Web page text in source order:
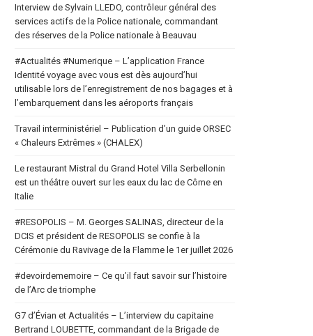
Interview de Sylvain LLEDO, contrôleur général des
services actifs de la Police nationale, commandant
des réserves de la Police nationale à Beauvau
#Actualités #Numerique – L’application France
Identité voyage avec vous est dès aujourd’hui
utilisable lors de l’enregistrement de nos bagages et à
l’embarquement dans les aéroports français
Travail interministériel – Publication d’un guide ORSEC
« Chaleurs Extrêmes » (CHALEX)
Le restaurant Mistral du Grand Hotel Villa Serbellonin
est un théâtre ouvert sur les eaux du lac de Côme en
Italie
#RESOPOLIS – M. Georges SALINAS, directeur de la
DCIS et président de RESOPOLIS se confie à la
Cérémonie du Ravivage de la Flamme le 1er juillet 2026
#devoirdememoire – Ce qu’il faut savoir sur l’histoire
de l’Arc de triomphe
G7 d’Évian et Actualités – L’interview du capitaine
Bertrand LOUBETTE, commandant de la Brigade de